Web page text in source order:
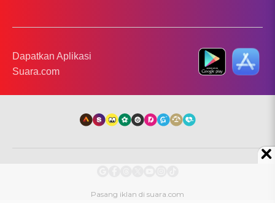
Dapatkan Aplikasi
Suara.com